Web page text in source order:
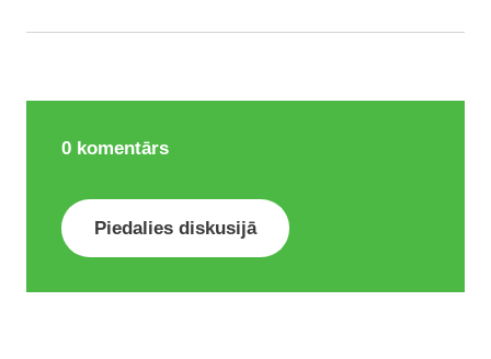
0 komentārs
Piedalies diskusijā